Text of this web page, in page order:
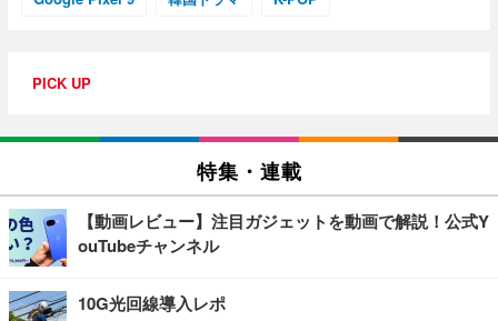
PICK UP
特集・連載
【動画レビュー】注目ガジェットを動画で解説！公式Y
ouTubeチャンネル
10G光回線導入レポ